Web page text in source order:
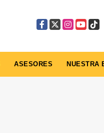
Facebook
X Instagram
YouTube
TikTok
ASESORES NUESTRA